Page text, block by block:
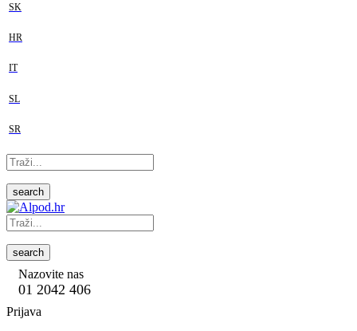
SK
HR
IT
SL
SR
search
search
Nazovite nas
01 2042 406
Prijava